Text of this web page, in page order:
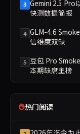
3 Gemini 2.5 Pro
快测数据简报
4 GLM-4.6
信维度双缺
5 豆包 Pro
本期缺席主榜
热门阅读